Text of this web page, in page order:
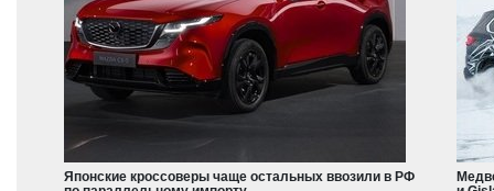
Японские кроссоверы чаще остальных ввозили в РФ